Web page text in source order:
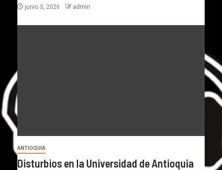
junio 3, 2026 admin
ANTIOQUIA
Disturbios en la Universidad de Antioquia